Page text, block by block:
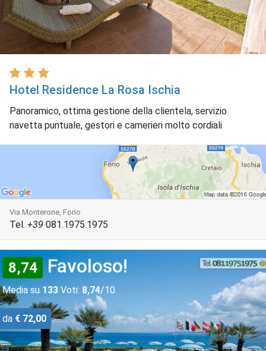
Hotel Residence La Rosa Ischia
Panoramico, ottima gestione della clientela, servizio
navetta puntuale, gestori e camerieri molto cordiali
Via Monterone, Forio
Tel. +39 081.1975.1975
8,74 Favoloso!
Media su 133 Voti: 8,74/10
da € 72,00